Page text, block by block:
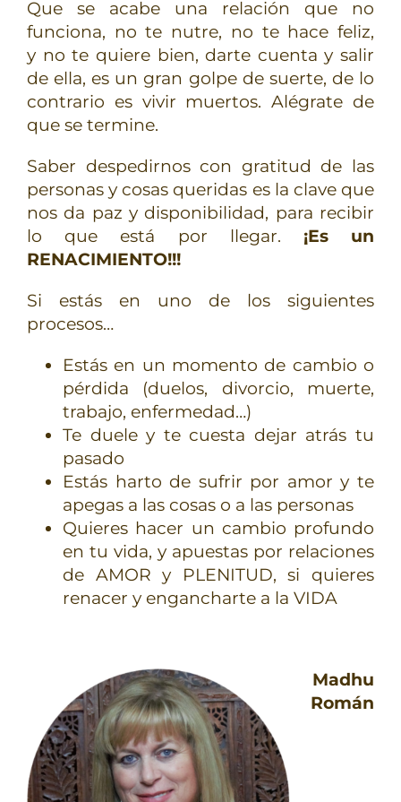
Que se acabe una relación que no
funciona, no te nutre, no te hace feliz,
y no te quiere bien, darte cuenta y salir
de ella, es un gran golpe de suerte, de lo
contrario es vivir muertos. Alégrate de
que se termine.
Saber despedirnos con gratitud de las
personas y cosas queridas es la clave que
nos da paz y disponibilidad, para recibir
lo que está por llegar. ¡Es un
RENACIMIENTO!!!
Si estás en uno de los siguientes
procesos…
Estás en un momento de cambio o
pérdida (duelos, divorcio, muerte,
trabajo, enfermedad…)
Te duele y te cuesta dejar atrás tu
pasado
Estás harto de sufrir por amor y te
apegas a las cosas o a las personas
Quieres hacer un cambio profundo
en tu vida, y apuestas por relaciones
de AMOR y PLENITUD, si quieres
renacer y engancharte a la VIDA
Madhu
Román